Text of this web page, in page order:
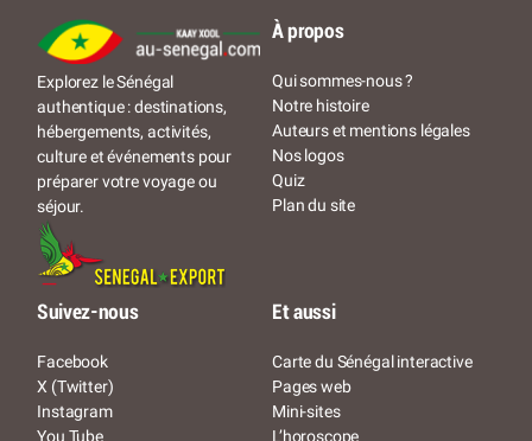
Explorez le Sénégal
authentique : destinations,
hébergements, activités,
culture et événements pour
préparer votre voyage ou
séjour.
À propos
Qui sommes-nous ?
Notre histoire
Auteurs et mentions légales
Nos logos
Quiz
Plan du site
Suivez-nous
Facebook
X (Twitter)
Instagram
You Tube
Et aussi
Carte du Sénégal interactive
Pages web
Mini-sites
L’horoscope